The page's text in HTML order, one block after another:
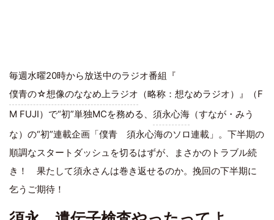
毎週水曜20時から放送中のラジオ番組『
僕青の☆想像のななめ上ラジオ （略称：想なめラジオ）』（F
M FUJI）で“初”単独MCを務める、 須永心海 （すなが・みう
な）の“初”連載企画「僕青 須永心海のソロ連載」。下半期の
順調なスタートダッシュを切るはずが、まさかのトラブル続
き！ 果たして須永さんは巻き返せるのか。挽回の下半期に
乞うご期待！